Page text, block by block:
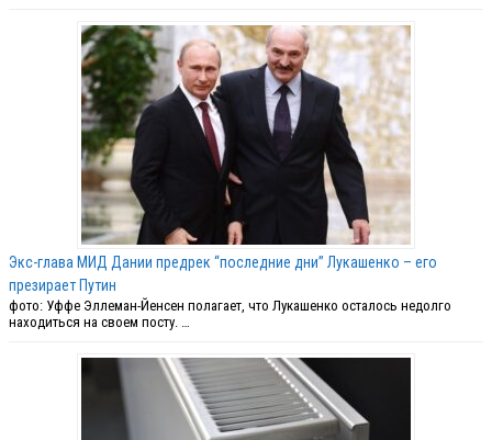
Экс-глава МИД Дании предрек “последние дни” Лукашенко – его
презирает Путин
фото: Уффе Эллеман-Йенсен полагает, что Лукашенко осталось недолго
находиться на своем посту. …